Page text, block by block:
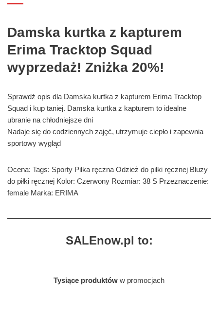
Damska kurtka z kapturem
Erima Tracktop Squad
wyprzedaż! Zniżka 20%!
Sprawdź opis dla Damska kurtka z kapturem Erima Tracktop
Squad i kup taniej. Damska kurtka z kapturem to idealne
ubranie na chłodniejsze dni
Nadaje się do codziennych zajęć, utrzymuje ciepło i zapewnia
sportowy wygląd
Ocena: Tags: Sporty Piłka ręczna Odzież do piłki ręcznej Bluzy
do piłki ręcznej Kolor: Czerwony Rozmiar: 38 S Przeznaczenie:
female Marka: ERIMA
SALEnow.pl to:
Tysiące produktów w promocjach